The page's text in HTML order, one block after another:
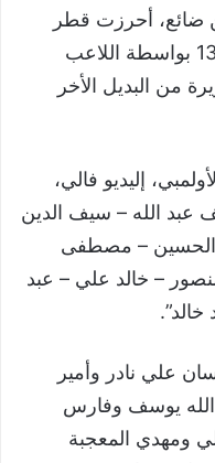
ضائع، أحرزت قطر
هدف الفوز 1/2 في الدقيقة 90+13 بواسطة اللاعب
من البديل الأخر
إليديو فالي،
الله – سيف الدين
– مصطفى
– خالد علي – عبد
علي نادر وأمير
الله يوسف وفارس
ومهدي المعجبة